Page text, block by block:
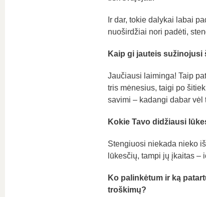
Ir dar, tokie dalykai labai
nuoširdžiai nori padėti,
Kaip gi jauteis sužinojusi
Jaučiausi laiminga! Taip
tris mėnesius, taigi po
savimi – kadangi dabar vėl
Kokie Tavo didžiausi
Stengiuosi niekada nieko
lūkesčių, tampi jų įkaitas
Ko palinkėtum ir ką
troškimų?